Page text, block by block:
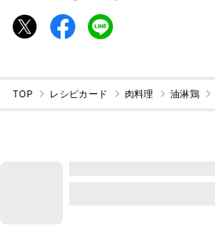
TOP レシピカード 肉料理 油淋鶏